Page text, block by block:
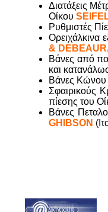
Διατάξεις
Οίκου
Ρυθμιστές
Ορειχάλκινα
&
Bάνες από
και
Βάνες Κώνου
Σφαιρικούς
πίεσης του
Βάνες
GHIBSON